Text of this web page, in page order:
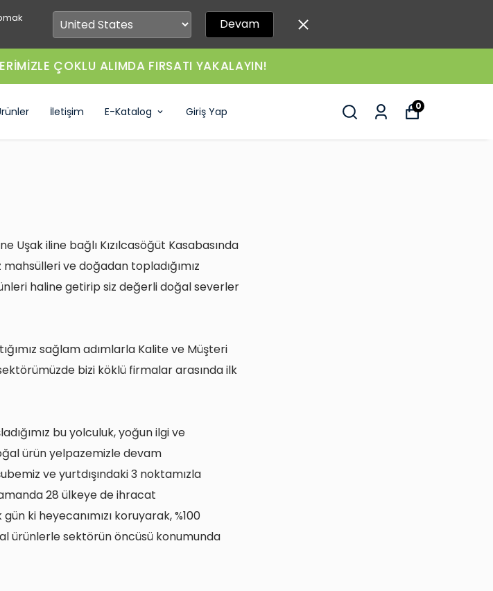
Devam
ÇOKLU ALIMDA FIRSATI YAKALAYIN!
İletişim E-Katalog Giriş Yap 0
Uşak iline bağlı Kızılcasöğüt Kasabasında
ve doğadan topladığımız
haline getirip siz değerli doğal severler
sağlam adımlarla Kalite ve Müşteri
bizi köklü firmalar arasında ilk
bu yolculuk, yoğun ilgi ve
ürün yelpazemizle devam
ve yurtdışındaki 3 noktamızla
28 ülkeye de ihracat
ki heyecanımızı koruyarak, %100
ürünlerle sektörün öncüsü konumunda